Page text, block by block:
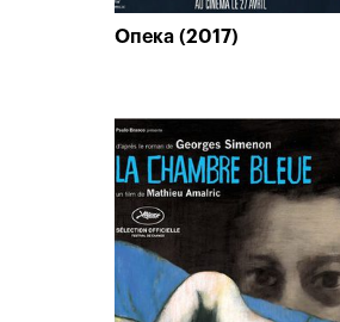
Опека (2017)